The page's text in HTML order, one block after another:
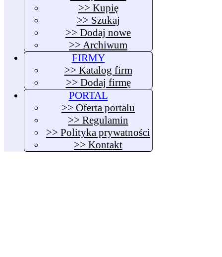
>> Kupię
>> Szukaj
>> Dodaj nowe
>> Archiwum
FIRMY
>> Katalog firm
>> Dodaj firmę
PORTAL
>> Oferta portalu
>> Regulamin
>> Polityka prywatności
>> Kontakt